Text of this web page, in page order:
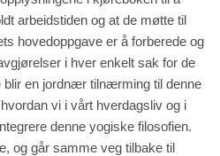
arbeidstiden og at de møtte til
hovedoppgave er å forberede og
i hver enkelt sak for de
blir en jordnær tilnærming til denne
vi i vårt hverdagsliv og i
denne yogiske filosofien.
og går samme veg tilbake til